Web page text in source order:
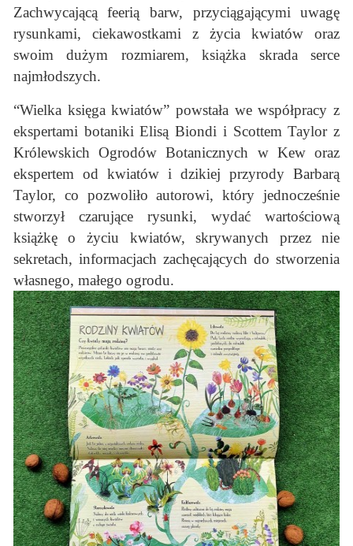
Zachwycającą feerią barw, przyciągającymi uwagę
rysunkami, ciekawostkami z życia kwiatów oraz
swoim dużym rozmiarem, książka skrada serce
najmłodszych.
“Wielka księga kwiatów” powstała we współpracy z
ekspertami botaniki Elisą Biondi i Scottem Taylor z
Królewskich Ogrodów Botanicznych w Kew oraz
ekspertem od kwiatów i dzikiej przyrody Barbarą
Taylor, co pozwoliło autorowi, który jednocześnie
stworzył czarujące rysunki, wydać wartościową
książkę o życiu kwiatów, skrywanych przez nie
sekretach, informacjach zachęcających do stworzenia
własnego, małego ogrodu.